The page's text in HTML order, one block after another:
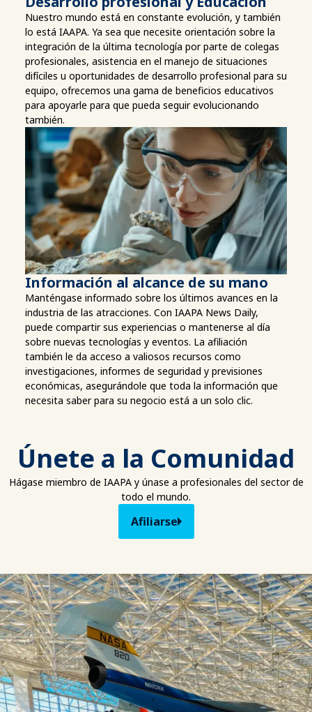
Nuestro mundo está en constante evolución, y también
lo está IAAPA. Ya sea que necesite orientación sobre la
integración de la última tecnología por parte de colegas
profesionales, asistencia en el manejo de situaciones
difíciles u oportunidades de desarrollo profesional para su
equipo, ofrecemos una gama de beneficios educativos
para apoyarle para que pueda seguir evolucionando
también.
Información al alcance de su mano
Manténgase informado sobre los últimos avances en la
industria de las atracciones. Con IAAPA News Daily,
puede compartir sus experiencias o mantenerse al día
sobre nuevas tecnologías y eventos. La afiliación
también le da acceso a valiosos recursos como
investigaciones, informes de seguridad y previsiones
económicas, asegurándole que toda la información que
necesita saber para su negocio está a un solo clic.
Únete a la Comunidad
Hágase miembro de IAAPA y únase a profesionales del sector de
todo el mundo.
Afiliarse